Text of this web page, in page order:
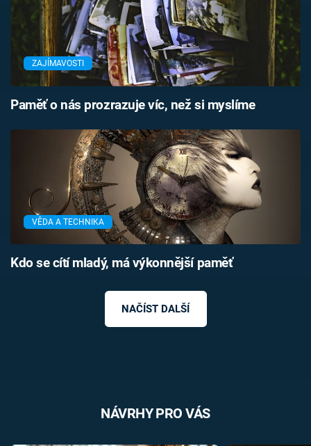
ZAJÍMAVOSTI
Paměť o nás prozrazuje víc, než si myslíme
VĚDA A TECHNIKA
Kdo se cítí mladý, má výkonnější paměť
NAČÍST DALŠÍ
NÁVRHY PRO VÁS